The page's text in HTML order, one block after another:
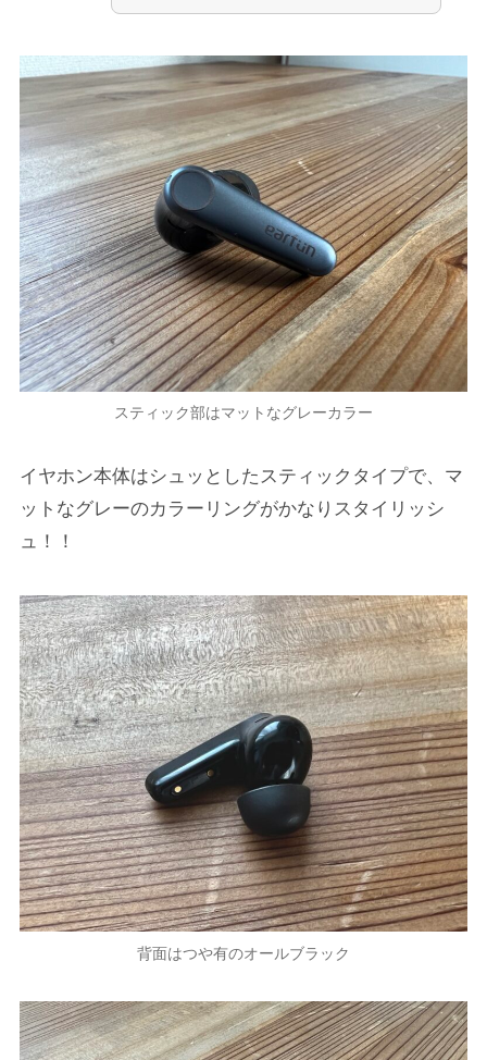
スティック部はマットなグレーカラー
イヤホン本体はシュッとしたスティックタイプで、マ
ットなグレーのカラーリングがかなりスタイリッシ
ュ！！
背面はつや有のオールブラック